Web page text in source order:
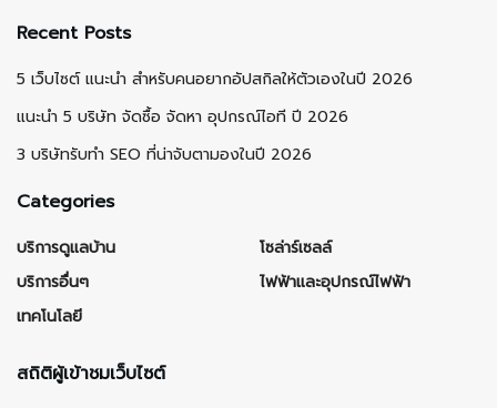
Recent Posts
5 เว็บไซต์ แนะนำ สำหรับคนอยากอัปสกิลให้ตัวเองในปี 2026
แนะนำ 5 บริษัท จัดซื้อ จัดหา อุปกรณ์ไอที ปี 2026
3 บริษัทรับทำ SEO ที่น่าจับตามองในปี 2026
Categories
บริการดูแลบ้าน
บริการอื่นๆ
เทคโนโลยี
โซล่าร์เซลล์
ไฟฟ้าและอุปกรณ์ไฟฟ้า
สถิติผู้เข้าชมเว็บไซต์